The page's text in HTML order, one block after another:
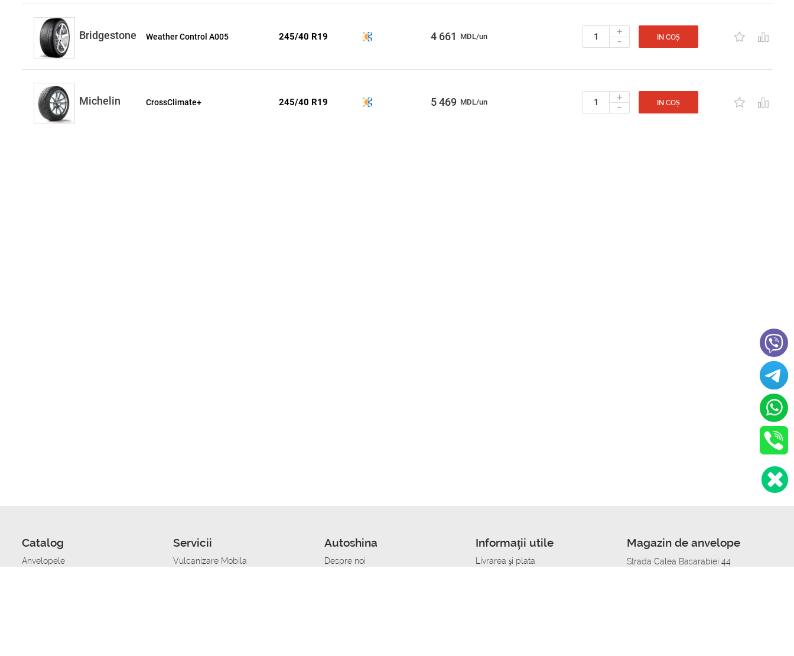
Bridgestone Weather Control A005 245/40 R19 4 661 MDL/un +
- IN COȘ
Michelin CrossClimate+ 245/40 R19 5 469 MDL/un +
- IN COȘ
Catalog
Anvelopele
Servicii
Vulcanizare Mobila
Autoshina
Despre noi
Informații utile
Livrarea şi plata
Magazin de anvelope
Strada Calea Basarabiei 44